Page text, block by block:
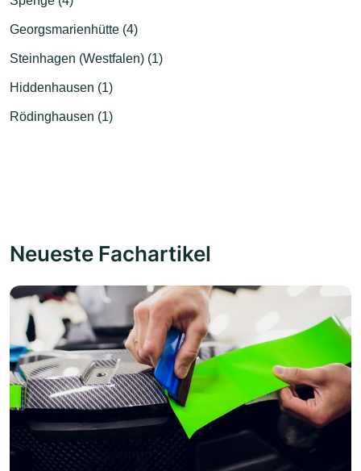
Georgsmarienhütte (4)
Steinhagen (Westfalen) (1)
Hiddenhausen (1)
Rödinghausen (1)
Neueste Fachartikel